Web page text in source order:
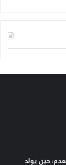
حين يولد